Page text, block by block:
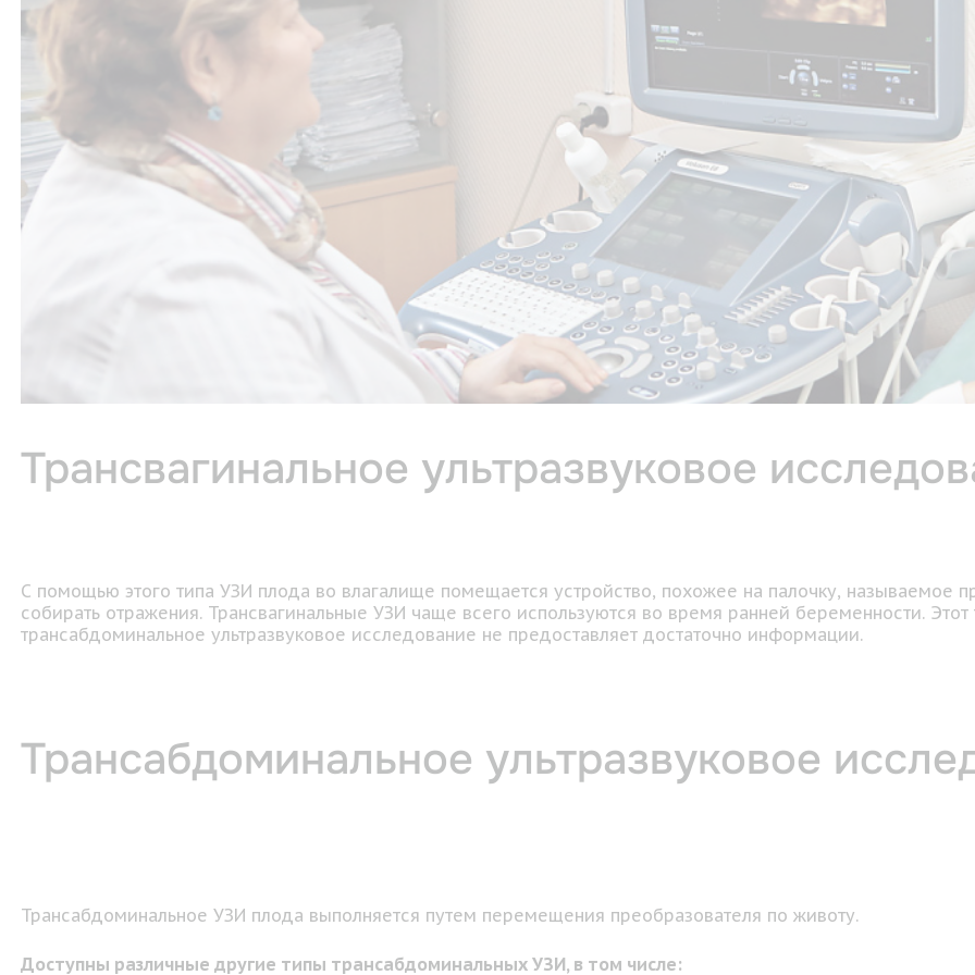
Трансвагинальное ультразвуковое
С помощью этого типа УЗИ плода во влагалище помещается устройство, похожее на палочку, называемое
собирать отражения. Трансвагинальные УЗИ чаще всего используются во время ранней беременности.
трансабдоминальное ультразвуковое исследование не предоставляет достаточно информации.
Трансабдоминальное ультразвуковое
Трансабдоминальное УЗИ плода выполняется путем перемещения преобразователя по животу.
Доступны различные другие типы трансабдоминальных УЗИ, в том числе: